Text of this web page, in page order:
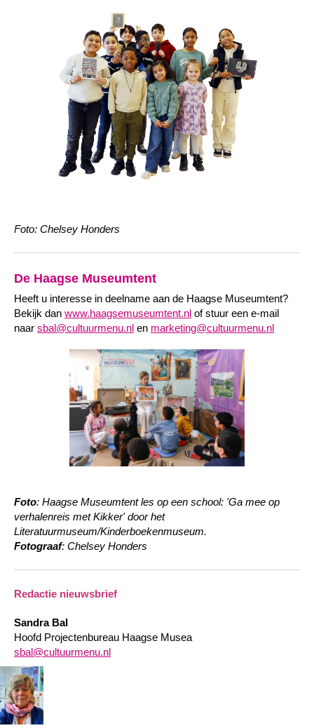
Foto: Chelsey Honders
De Haagse Museumtent
Heeft u interesse in deelname aan de Haagse Museumtent?
Bekijk dan www.haagsemuseumtent.nl ofstuur een e-mail
naar sbal@cultuurmenu.nl en marketing@cultuurmenu.nl
Foto: Haagse Museumtent les op een school: 'Ga mee op
verhalenreis met Kikker' door het
Literatuurmuseum/Kinderboekenmuseum.
Fotograaf: Chelsey Honders
Redactie nieuwsbrief
Sandra Bal
Hoofd Projectenbureau Haagse Musea
sbal@cultuurmenu.nl